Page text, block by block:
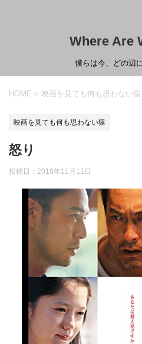
Where Are
僕らは今、どの辺
HOME > 映画を見ても何も思わない猿
映画を見ても何も思わない猿
怒り
投稿日： 2018年11月11日